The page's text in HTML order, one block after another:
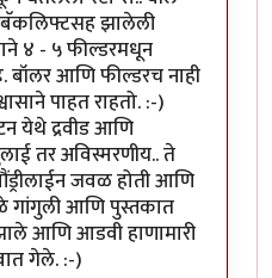
बॅकलिफ्टसह झालेली
४ - ५ फील्डरमधून
आणि फील्डरच नाही
पाहत राहतो. :-)
येथे द्रवीड आणि
तर अविस्मरणीय.. ते
जवळ होती आणि
गांगुली आणि पुस्तकात
आणि आडवी हाणामारी
गेले. :-)